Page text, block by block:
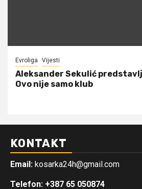
Evroliga Vijesti
Aleksander Sekulić
Ovo nije samo klub
KONTAKT
Email: kosarka24h@gmail.com
Telefon: +387 65 050874